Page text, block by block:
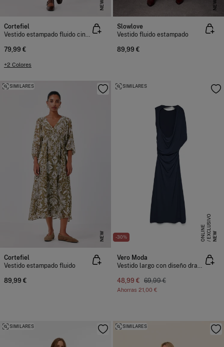
NEW
Cortefiel
Vestido estampado fluido cinturón
79,99 €
+2 Colores
NEW
Slowlove
Vestido fluido estampado
89,99 €
NEW
SIMILARES
Cortefiel
Vestido estampado fluido
89,99 €
-30% NEW
E
X
C
L
US
I
V
O
O
N
L
I
N
E
SIMILARES
Vero Moda
Vestido largo con diseño drapeado
48,99 € 69,99 €
Ahorras 21,00 €
SIMILARES SIMILARES